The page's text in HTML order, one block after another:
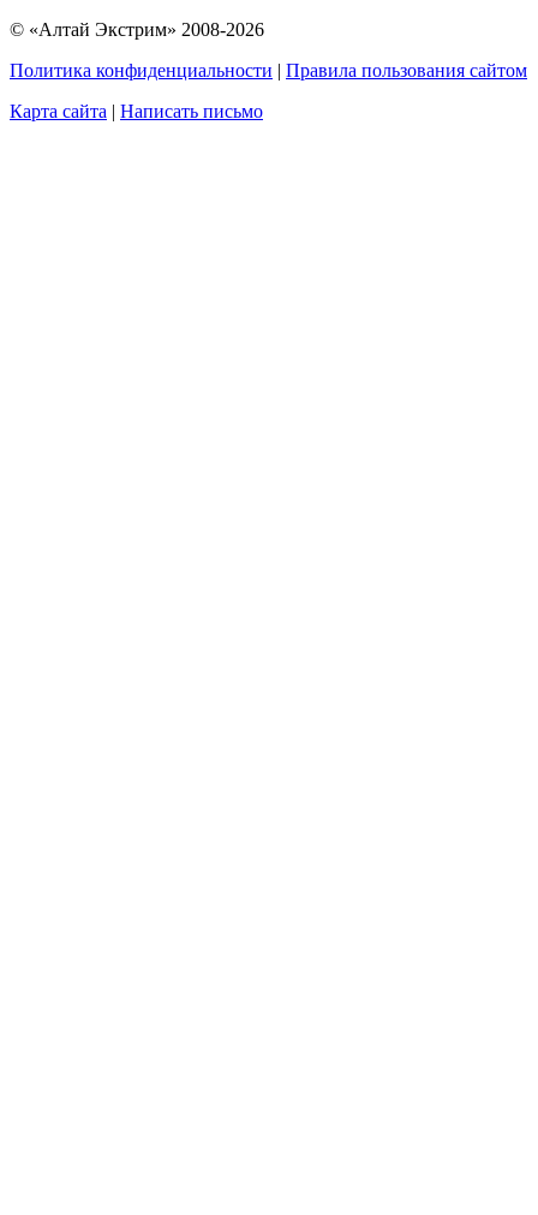
© «Алтай Экстрим» 2008-2026
Политика конфиденциальности | Правила пользования сайтом
Карта сайта | Написать письмо